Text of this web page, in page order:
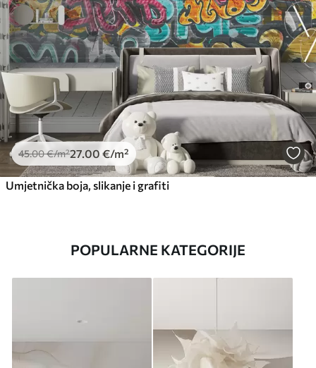
45.00€/m²27 .00 €/m²
Umjetnička boja, slikanje i grafiti
POPULARNE KATEGORIJE